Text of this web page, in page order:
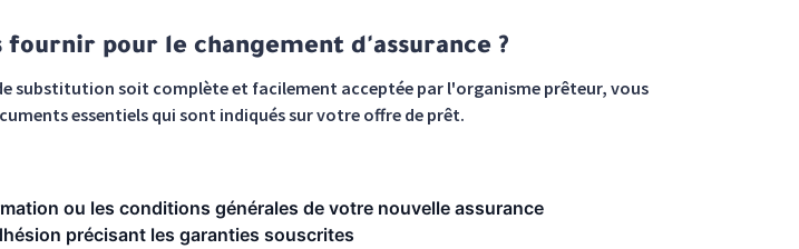
fournir pour le changement d'assurance ?
substitution soit complète et facilement acceptée par l'organisme prêteur, vous
essentiels qui sont indiqués sur votre offre de prêt.
ou les conditions générales de votre nouvelle assurance
précisant les garanties souscrites